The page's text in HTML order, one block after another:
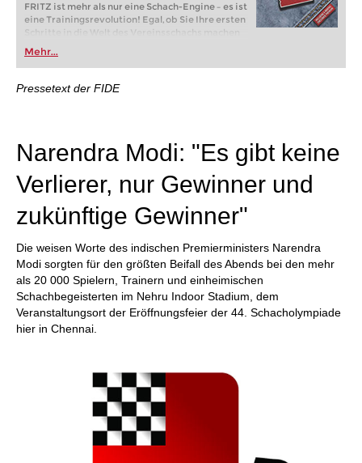
FRITZ ist mehr als nur eine Schach-Engine – es ist
eine Trainingsrevolution! Egal, ob Sie Ihre ersten
Schritte in die Welt des Vereinsschachs machen
oder bereits auf Turnierniveau spielen: Mit
FRITZ trainieren Sie effizienter, intelligenter und
individueller als je zuvor.
Mehr...
Pressetext der FIDE
Narendra Modi: "Es gibt keine
Verlierer, nur Gewinner und
zukünftige Gewinner"
Die weisen Worte des indischen Premierministers Narendra
Modi sorgten für den größten Beifall des Abends bei den mehr
als 20 000 Spielern, Trainern und einheimischen
Schachbegeisterten im Nehru Indoor Stadium, dem
Veranstaltungsort der Eröffnungsfeier der 44. Schacholympiade
hier in Chennai.